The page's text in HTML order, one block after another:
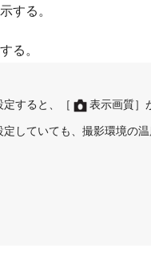
する。
る。
定すると、 ［ 表示画質］
定していても、撮影環境の